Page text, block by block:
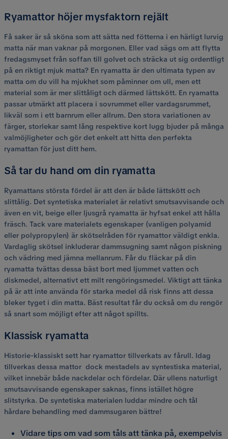
Ryamattor höjer mysfaktorn rejält
Få saker är så sköna som att sätta ned fötterna i en härligt lurvig
matta när man vaknar på morgonen. Eller vad sägs om att flytta
fredagsmyset från soffan till golvet och sträcka ut sig ordentligt
på en riktigt mjuk matta? En ryamatta är den ultimata typen av
matta om du vill ha mjukhet som påminner om ull, men ett
material som är mer slittåligt och därmed lättskött. En ryamatta
passar utmärkt att placera i sovrummet eller vardagsrummet,
likväl som i ett barnrum eller allrum. Den stora variationen av
färger, storlekar samt lång respektive kort lugg bjuder på många
valmöjligheter och gör det enkelt att hitta den perfekta
ryamattan för just ditt hem.
Så tar du hand om din ryamatta
Ryamattans största fördel är att den är både lättskött och
slittålig. Det syntetiska materialet är relativt smutsavvisande och
även en vit, beige eller ljusgrå ryamatta är hyfsat enkel att hålla
fräsch. Tack vare materialets egenskaper (vanligen polyamid
eller polypropylen) är skötselråden för ryamattor väldigt enkla.
Vardaglig skötsel inkluderar dammsugning samt någon piskning
och vädring med jämna mellanrum. Får du fläckar på din
ryamatta tvättas dessa bäst bort med ljummet vatten och
diskmedel, alternativt ett milt rengöringsmedel. Viktigt att tänka
på är att inte använda för starka medel då risk finns att dessa
bleker tyget i din matta. Bäst resultat får du också om du rengör
så snart som möjligt efter att något spillts.
Klassisk ryamatta
Historie-klassiskt sett har ryamattor tillverkats av fårull. Idag
tillverkas dessa mattor dock mestadels av syntestiska material,
vilket innebär både nackdelar och fördelar. Där ullens naturligt
smutsavvisande egenskaper saknas, finns istället högre
slitstyrka. De syntetiska materialen luddar mindre och tål
hårdare behandling med dammsugaren bättre!
Vidare tips om vad som tåls att tänka på, exempelvis